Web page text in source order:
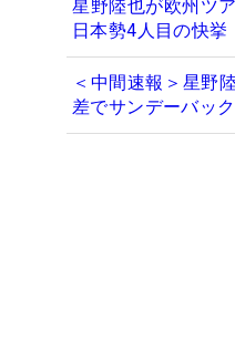
星野陸也が欧州ツ
日本勢4人目の快挙
＜中間速報＞星野
差でサンデーバッ